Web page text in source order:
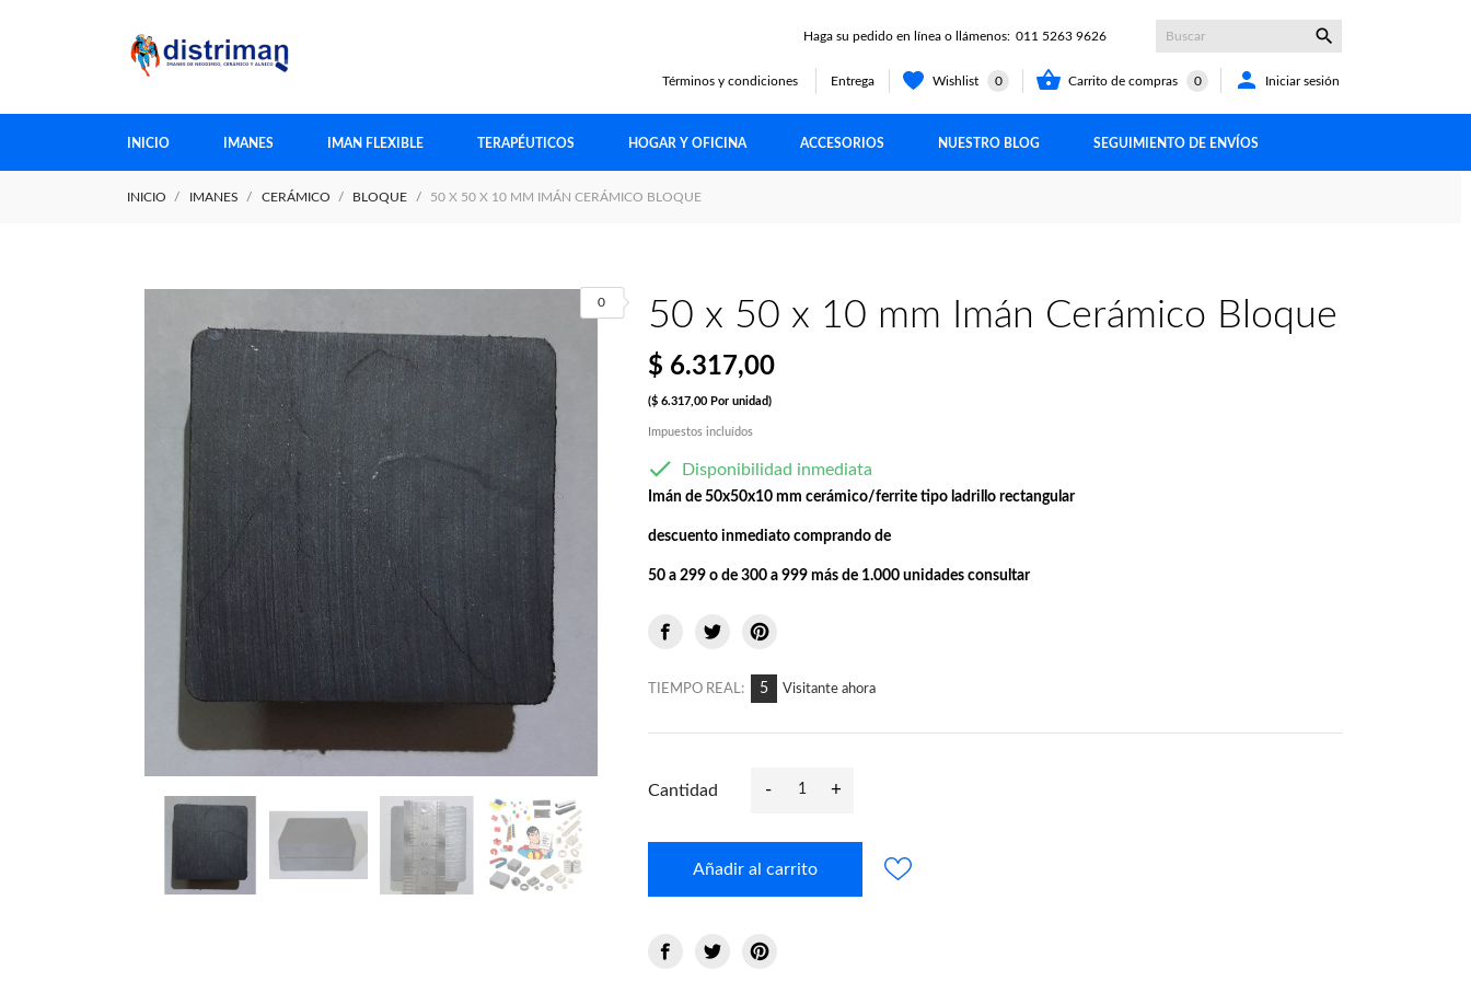
Haga su pedido en línea o llámenos: 011 5263 9626 
Términos y condiciones Entrega Wishlist 0  Carrito de compras 0  Iniciar sesión
INICIO IMANES IMAN FLEXIBLE TERAPÉUTICOS HOGAR Y OFICINA ACCESORIOS NUESTRO BLOG SEGUIMIENTO DE ENVÍOS
INICIO IMANES CERÁMICO BLOQUE 50 X 50 X 10 MM IMÁN CERÁMICO BLOQUE
50 x 50 x 10 mm Imán Cerámico Bloque
$ 6.317,00
($ 6.317,00 Por unidad)
Impuestos incluídos
 Disponibilidad inmediata
Imán de 50x50x10 mm cerámico/ferrite tipo ladrillo rectangular
descuento inmediato comprando de
50 a 299 o de 300 a 999 más de 1.000 unidades consultar
TIEMPO REAL: 12 Visitante ahora
Cantidad - +
Añadir al carrito
0